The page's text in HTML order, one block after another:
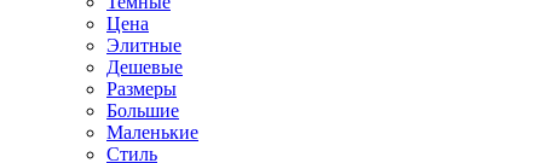
Цена
Элитные
Дешевые
Размеры
Большие
Маленькие
Стиль